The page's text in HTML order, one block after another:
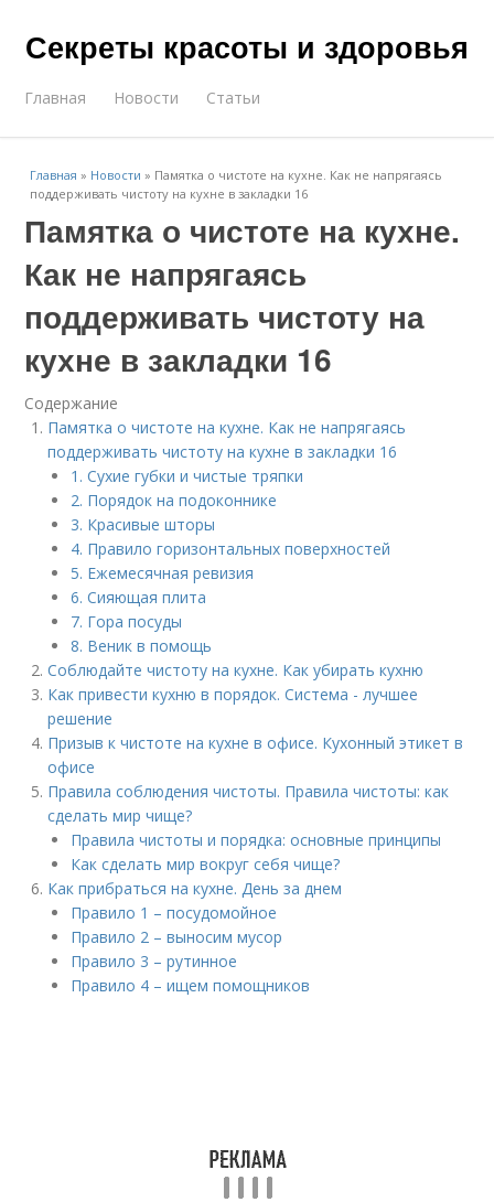
Секреты красоты и здоровья
Главная Новости Статьи
Главная » Новости » Памятка о чистоте на кухне. Как не напрягаясь
поддерживать чистоту на кухне в закладки 16
Памятка о чистоте на кухне.
Как не напрягаясь
поддерживать чистоту на
кухне в закладки 16
Содержание
Памятка о чистоте на кухне. Как не напрягаясь
поддерживать чистоту на кухне в закладки 16
1. Сухие губки и чистые тряпки
2. Порядок на подоконнике
3. Красивые шторы
4. Правило горизонтальных поверхностей
5. Ежемесячная ревизия
6. Сияющая плита
7. Гора посуды
8. Веник в помощь
Соблюдайте чистоту на кухне. Как убирать кухню
Как привести кухню в порядок. Система - лучшее
решение
Призыв к чистоте на кухне в офисе. Кухонный этикет в
офисе
Правила соблюдения чистоты. Правила чистоты: как
сделать мир чище?
Правила чистоты и порядка: основные принципы
Как сделать мир вокруг себя чище?
Как прибраться на кухне. День за днем
Правило 1 – посудомойное
Правило 2 – выносим мусор
Правило 3 – рутинное
Правило 4 – ищем помощников